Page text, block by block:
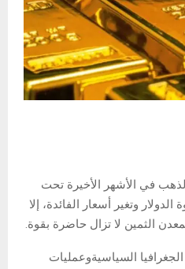
في الأشهر الأخيرة تحت
وتغير أسعار الفائدة، إلا
الثمين لا تزال حاضرة بقوة.
السياسيةوعمليات